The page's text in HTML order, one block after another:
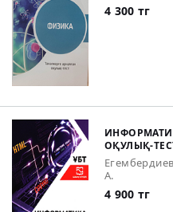
4 300 тг
ОҚУЛЫҚ-
А.
4 900 тг